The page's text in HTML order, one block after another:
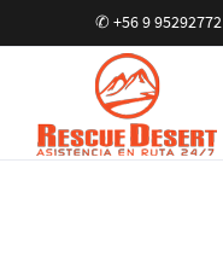
✆ +56 9 95292772